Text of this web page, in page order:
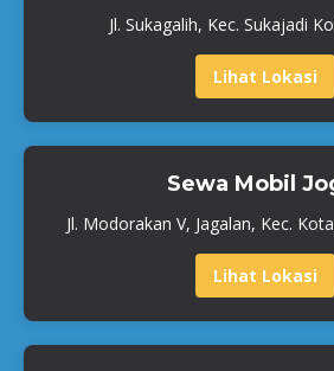
Jl. Sukagalih, Kec. Sukajadi
Lihat Lokasi
Sewa Mobil
Jl. Modorakan V, Jagalan, Kec.
Lihat Lokasi